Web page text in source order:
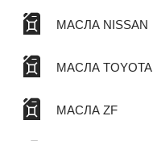
МАСЛА NISSAN
МАСЛА TOYOTA
МАСЛА ZF